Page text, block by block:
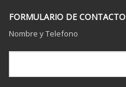
FORMULARIO DE CONTACTO
Nombre y Telefono